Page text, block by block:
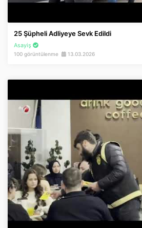
25 Şüpheli Adliyeye Sevk Edildi
Asayiş
100 görüntülenme 13.03.2026